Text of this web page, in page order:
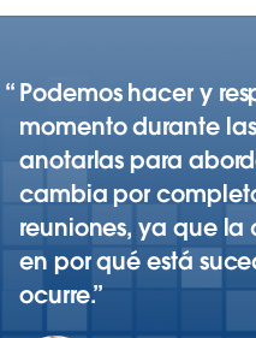
Podemos hacer y
momento durante
anotarlas para
cambia por
reuniones, ya que la
en por qué está
ocurre.